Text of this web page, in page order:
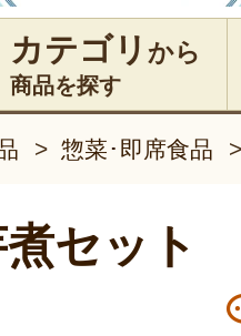
カテゴリ から
商品を探す
> 惣菜･即席食品
セット